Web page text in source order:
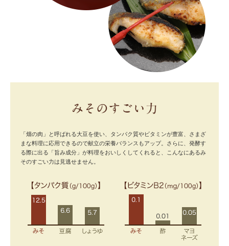
「畑の肉」と呼ばれる大豆を使い、タンパク質やビタミンが豊富、さまざ
まな料理に応用できるので献立の栄養バランスもアップ。さらに、発酵す
る際に出る「旨み成分」が料理をおいしくしてくれると、こんなにあるみ
そのすごい力は見逃せません。